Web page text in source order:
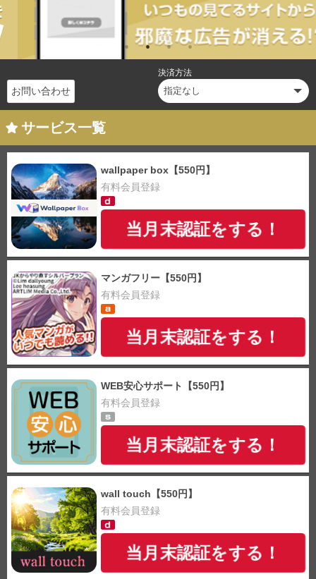
お問い合わせ
決済方法
サービス一覧
wallpaper box【550円】
有料会員登録
当月末認証をする！
マンガフリー【550円】
有料会員登録
当月末認証をする！
WEB安心サポート【550円】
有料会員登録
当月末認証をする！
wall touch【550円】
有料会員登録
当月末認証をする！